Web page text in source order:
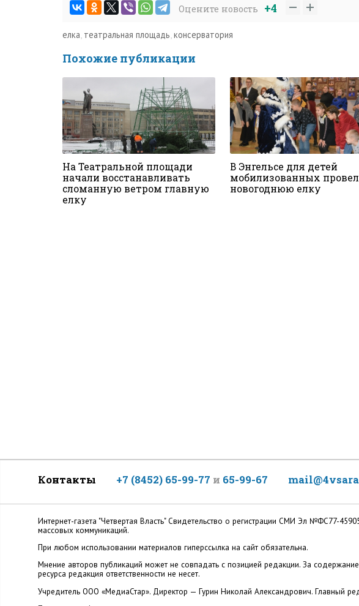
Оцените новость +4
елка, театральная площадь,консерватория
Похожие публикации
На Театральной площади
начали восстанавливать
сломанную ветром главную
елку
В Энгельсе для детей
мобилизованных
новогоднюю елку
Контакты +7 (8452) 65-99-77 и 65-99-67
Интернет-газета "Четвертая Власть" Cвидетельство о регистрации СМИ Эл №ФС77-
массовых коммуникаций.
При любом использовании материалов гиперссылка на сайт обязательна.
Мнение авторов публикаций может не совпадать с позицией редакции. За
ресурса редакция ответственности не несет.
Учредитель ООО «МедиаСтар». Директор — Гурин Николай Александрович. Главный